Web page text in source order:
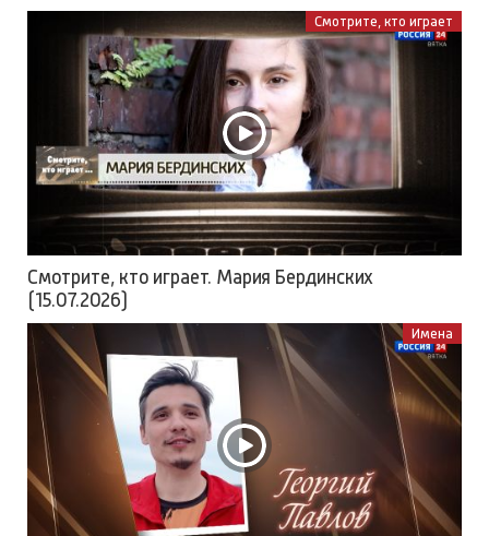
Смотрите, кто играет
Смотрите, кто играет. Мария Бердинских
(15.07.2026)
Имена